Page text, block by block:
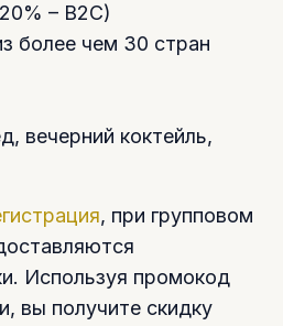
– B2C)
более чем 30 стран
вечерний коктейль,
, при групповом
Используя промокод
вы получите скидку